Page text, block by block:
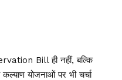
Bill ही नहीं, बल्कि
योजनाओं पर भी चर्चा